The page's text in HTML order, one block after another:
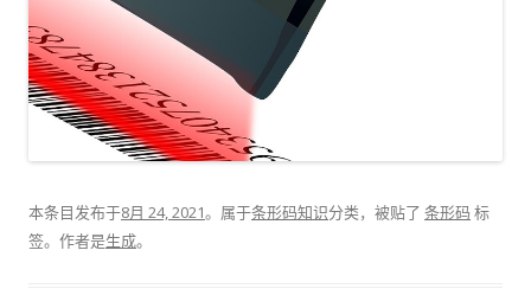
本条目发布于8月 24, 2021。属于条形码知识分类，被贴了 条形码 标
签。 作者是生成。